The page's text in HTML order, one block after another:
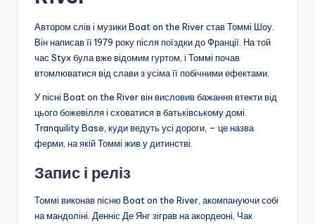
Автором слів і музики Boat on the River став Томмі Шоу.
Він написав її 1979 року після поїздки до Франції. На той
час Styx була вже відомим гуртом, і Томмі почав
втомлюватися від слави з усіма її побічними ефектами.
У пісні Boat on the River він висловив бажання втекти від
цього божевілля і сховатися в батьківському домі.
Tranquility Base, куди ведуть усі дороги, – це назва
ферми, на якій Томмі жив у дитинстві.
Запис і реліз
Томмі виконав пісню Boat on the River, акомпануючи собі
на мандоліні. Денніс Де Янг зіграв на акордеоні, Чак